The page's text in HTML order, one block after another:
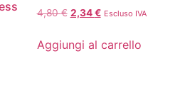
4,80€ 2,34€ Escluso IVA
Aggiungi al carrello